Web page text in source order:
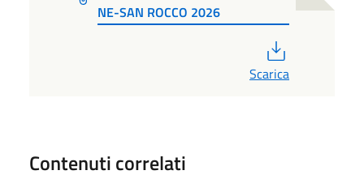
NE-SAN ROCCO 2026
Scarica
Contenuti correlati